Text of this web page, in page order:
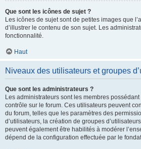
Que sont les icônes de sujet ?
Les icônes de sujet sont de petites images que
d’illustrer le contenu de son sujet. Les
fonctionnalité.
Haut
Niveaux des utilisateurs et groupes
Que sont les administrateurs ?
Les administrateurs sont les membres
contrôle sur le forum. Ces utilisateurs peuvent
du forum, telles que les paramètres des
d’utilisateurs, la création de groupes
peuvent également être habilités à modérer
dépend de la configuration effectuée par le